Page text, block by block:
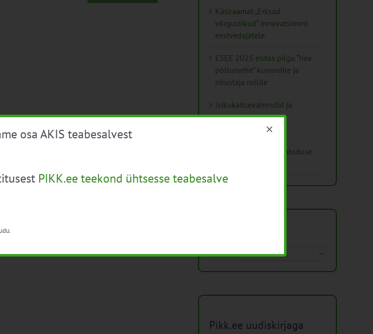
Käsiraamat „Erksad
võrgustikud“ innovatsiooni
eestvedajatele
ESEE 2025 esitas pilgu “hea
põllumehe” kuvandile ja
nõustaja rollile
Isikukaitsevahendid ja
ohutusnõuded
taimekaitsetöödel
Mida näitavad toiduohutuse
Arhiiv
Pikk.ee uudiskirjaga
osa AKIS teabesalvest
PIKK.ee teekond ühtsesse teabesalve